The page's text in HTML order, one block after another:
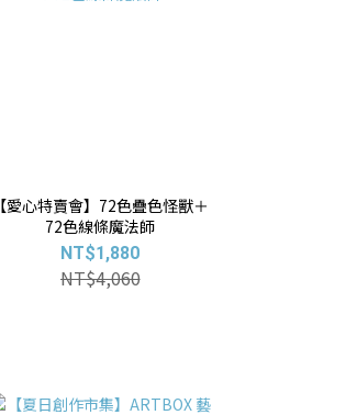
【愛心特賣會】72色疊色怪獸＋
72色線條魔法師
NT$1,880
NT$4,060